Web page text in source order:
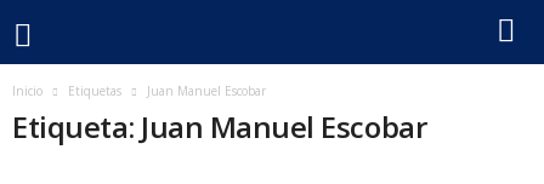
Inicio Etiquetas Juan Manuel Escobar
Etiqueta: Juan Manuel Escobar